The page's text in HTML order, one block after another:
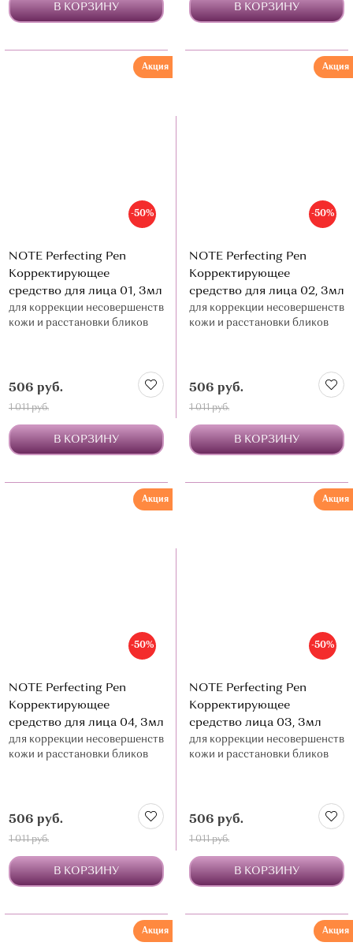
В КОРЗИНУ В КОРЗИНУ
-50%
Акция
NOTE Perfecting Pen
Корректирующее
средство для лица 01, 3мл
для коррекции несовершенств
кожи и расстановки бликов
506 руб.
1 011 руб.
В КОРЗИНУ
-50%
Акция
NOTE Perfecting Pen
Корректирующее
средство для лица 02, 3мл
для коррекции несовершенств
кожи и расстановки бликов
506 руб.
1 011 руб.
В КОРЗИНУ
-50%
Акция
NOTE Perfecting Pen
Корректирующее
средство для лица 04, 3мл
для коррекции несовершенств
кожи и расстановки бликов
506 руб.
1 011 руб.
В КОРЗИНУ
-50%
Акция
NOTE Perfecting Pen
Корректирующее
средство лица 03, 3мл
для коррекции несовершенств
кожи и расстановки бликов
506 руб.
1 011 руб.
В КОРЗИНУ
Акция Акция